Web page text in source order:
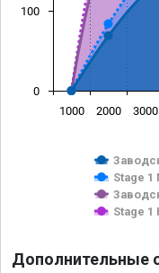
Stage
Stage
1000 2000 3000
0
100
Дополнительные